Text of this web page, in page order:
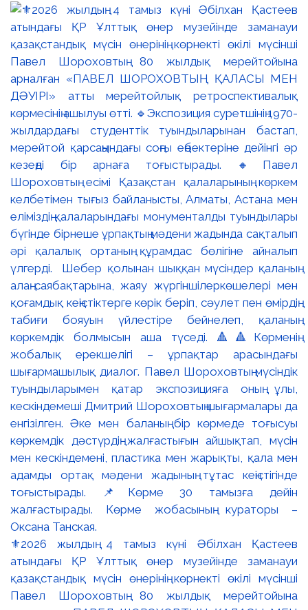
⚜️2026 жылдың 4 тамыз күні Әбілхан Қастеев
атындағы ҚР Ұлттық өнер музейінде заманауи
қазақстандық мүсін өнерінің көрнекті өкілі мүсінші
Павел Шороховтың 80 жылдық мерейтойына